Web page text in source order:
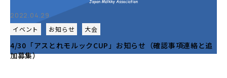
2022.04.29
イベント
お知らせ 大会
4/30「アスとれモルックCUP」お知らせ（確認事項連絡と追
加募集）